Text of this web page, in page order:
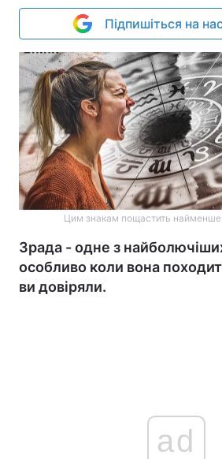
Підпишіться на
Цим знакам пощастить
Зрада - одне з
особливо коли вона
ви довіряли.
ad